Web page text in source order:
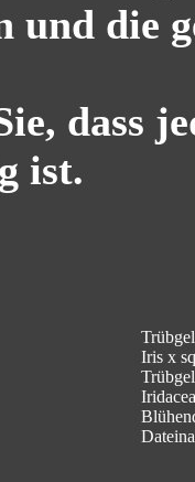
und die
dass
ist.
Iris x